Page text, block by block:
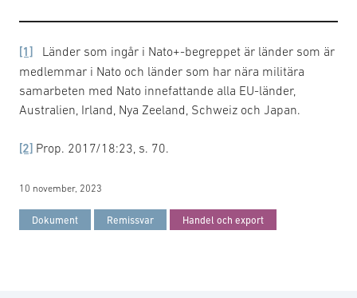
[1] Länder som ingår i Nato+-begreppet är länder som är
medlemmar i Nato och länder som har nära militära
samarbeten med Nato innefattande alla EU-länder,
Australien, Irland, Nya Zeeland, Schweiz och Japan.
[2] Prop. 2017/18:23, s. 70.
10 november, 2023
Dokument Remissvar Handel och export